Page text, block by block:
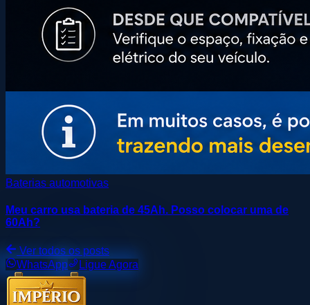
Baterias automotivas
Meu carro usa bateria de 45Ah. Posso colocar uma de
60Ah?
Ver todos os posts
WhatsApp
Ligue Agora